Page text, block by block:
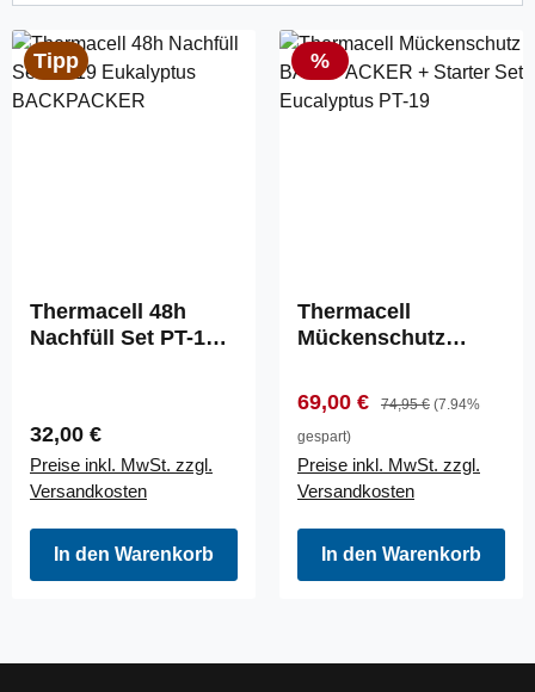
Tipp
Thermacell 48h
Nachfüll Set PT-19
Regulärer Preis:
32,00 €
Preise inkl. MwSt. zzgl.
Versandkosten
In den Warenkorb
Rabatt
%
Thermacell
Mückenschutz
Starter Set
Eucalyptus PT-19
Verkaufspreis:
69,00 € Regulärer Preis:
74,95 € (7.94%
gespart)
Preise inkl. MwSt. zzgl.
Versandkosten
In den Warenkorb